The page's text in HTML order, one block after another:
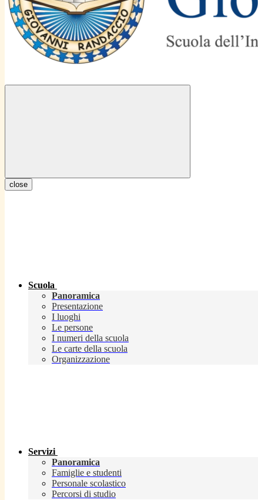
close
Scuola
Panoramica
Presentazione
I luoghi
Le persone
I numeri della scuola
Le carte della scuola
Organizzazione
Servizi
Panoramica
Famiglie e studenti
Personale scolastico
Percorsi di studio